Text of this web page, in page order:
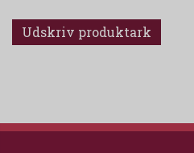
Udskriv produktark